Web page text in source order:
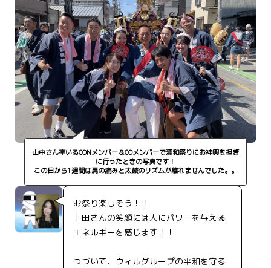
山中さん率いるCONメンバー＆COメンバーで浦和祭りにお神輿を担ぎ
に行ったときの写真です！
この日から1週間は肩の痛みと太鼓のリズムが離れませんでした。。
お祭り楽しそう！！
上田さんの笑顔には人にパワーを与える
エネルギーを感じます！！
つづいて、ウィルグループの平和を守る